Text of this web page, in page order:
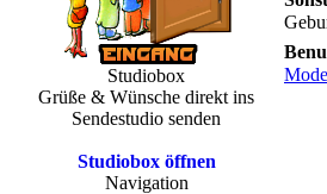
Studiobox
Grüße & Wünsche direkt ins
Sendestudio senden
Studiobox öffnen
Navigation